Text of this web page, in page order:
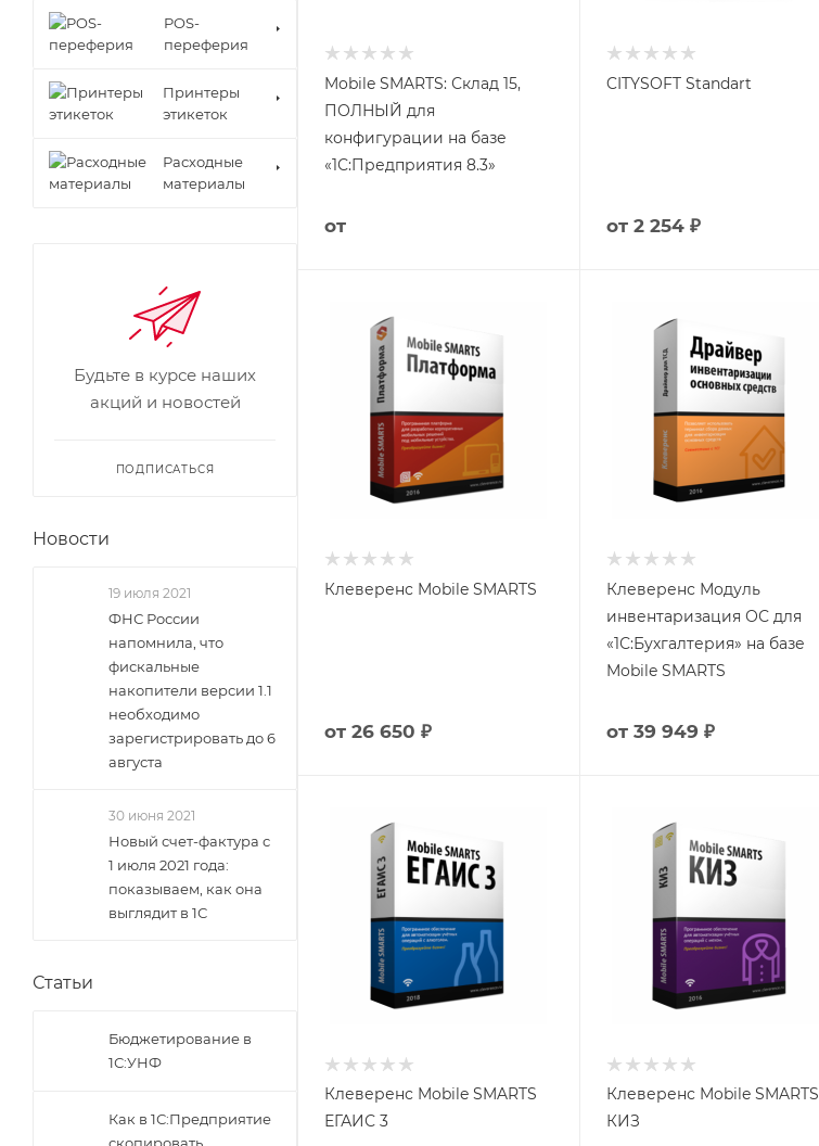
Mobile SMARTS: Склад 15,
ПОЛНЫЙ для
конфигурации на базе
«1С:Предприятия 8.3»
от
CITYSOFT Standart
от 2 254 ₽
Клеверенс Mobile SMARTS
от 26 650 ₽
Клеверенс Модуль
инвентаризация ОС для
«1С:Бухгалтерия» на базе
Mobile SMARTS
от 39 949 ₽
Клеверенс Mobile SMARTS
ЕГАИС 3
Клеверенс Mobile SMARTS
КИЗ
POS-
переферия
Принтеры
этикеток
Расходные
материалы
Будьте в курсе наших
акций и новостей
ПОДПИСАТЬСЯ
Новости
19 июля 2021
ФНС России
напомнила, что
фискальные
накопители версии 1.1
необходимо
зарегистрировать до 6
августа
30 июня 2021
Новый счет-фактура с
1 июля 2021 года:
показываем, как она
выглядит в 1С
Статьи
Бюджетирование в
1С:УНФ
Как в 1С:Предприятие